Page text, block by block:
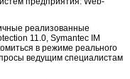
реализованные
11.0, Symantec IM
в режиме реального
ведущим специалистам